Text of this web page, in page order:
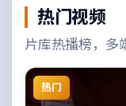
热门视频
片库热播榜，多
热门